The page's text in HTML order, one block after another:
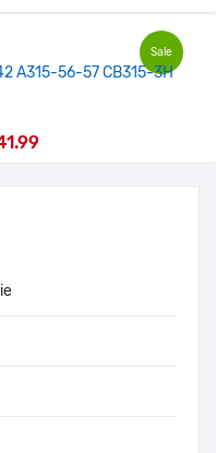
Sale
A315-56-57 CB315-3H